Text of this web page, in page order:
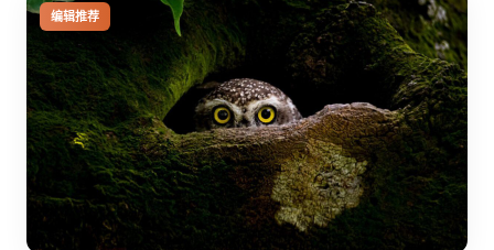
编辑推荐